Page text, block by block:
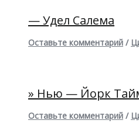
— Удел Салема
Оставьте комментарий /
» Нью — Йорк
Оставьте комментарий /